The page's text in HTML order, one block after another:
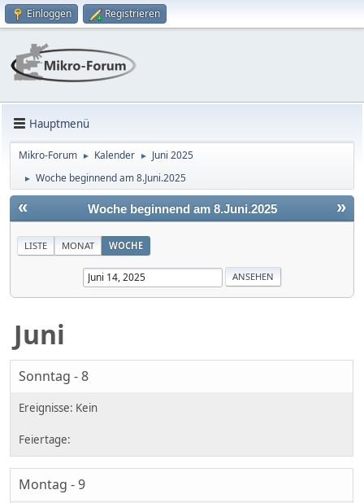
Einloggen Registrieren
Hauptmenü
Mikro-Forum ► Kalender ► Juni 2025
► Woche beginnend am 8.Juni.2025
« »
Woche beginnend am 8.Juni.2025
LISTE MONAT WOCHE
Juni
Sonntag - 8
Montag - 9